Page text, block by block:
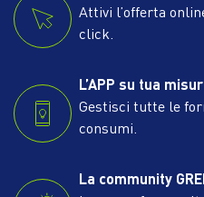
Attivi l’offerta
click.
L’APP su tua
Gestisci tutte le
consumi.
La community